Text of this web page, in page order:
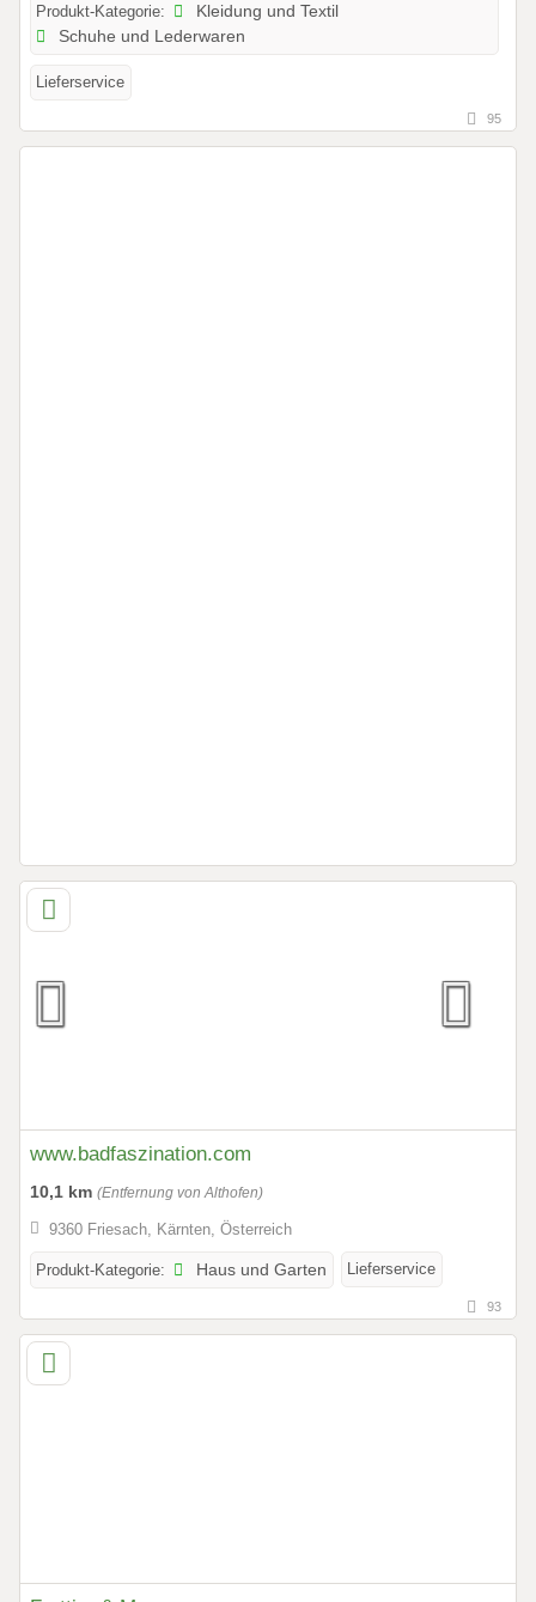
Produkt-Kategorie:
Kleidung und Textil
Schuhe und Lederwaren
Lieferservice
95
www.badfaszination.com
10,1 km (Entfernung von Althofen)
9360 Friesach, Kärnten, Österreich
Produkt-Kategorie: Haus und Garten Lieferservice
93